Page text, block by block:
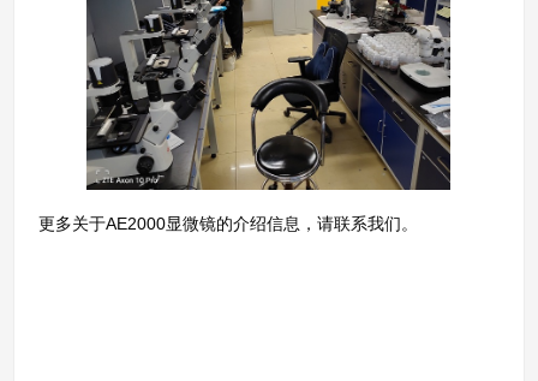
更多关于AE2000显微镜的介绍信息，请联系我们。